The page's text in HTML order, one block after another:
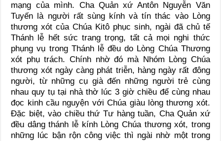
mạng của mình. Cha Quản xứ Antôn Nguyễn Văn
Tuyến là người rất sùng kính và tín thác vào Lòng
thương xót của Chúa Kitô phục sinh, ngài đã chủ tế
Thánh lễ hết sức trang trọng, tất cả mọi nghi thức
phụng vụ trong Thánh lễ đều do Lòng Chúa Thương
xót phụ trách. Chính nhờ đó mà Nhóm Lòng Chúa
thương xót ngày càng phát triễn, hàng ngày rất đông
người, từ những cụ già đến những người trẻ cùng
nhau quy tụ tại nhà thờ lúc 3 giờ chiều để cùng nhau
đọc kinh cầu nguyện với Chúa giàu lòng thương xót.
Đặc biệt, vào chiều thứ Tư hàng tuần, Cha Quản xứ
đều dâng thánh lễ kính Lòng Chúa thương xót, trong
những lúc bận rộn công việc thì ngài nhờ một trong